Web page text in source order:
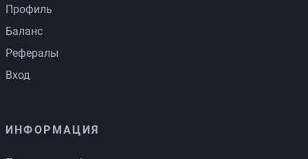
Профиль
Баланс
Рефералы
Вход
ИНФОРМАЦИЯ